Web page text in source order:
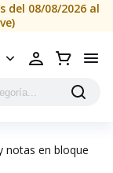
del 08/08/2026 al
notas en bloque